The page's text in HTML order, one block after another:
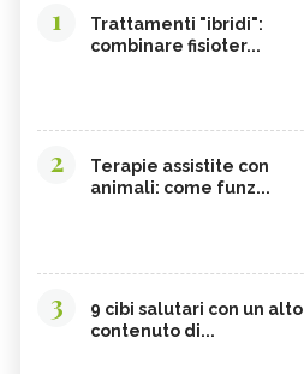
1
Trattamenti "ibridi":
combinare fisioter...
2
Terapie assistite con
animali: come funz...
3
9 cibi salutari con un alto
contenuto di...